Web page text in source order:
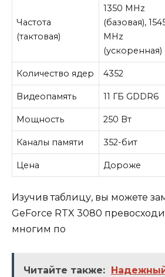
Частота
(тактовая)
1350 MHz
(базовая),
MHz
(ускоренная)
Количество ядер 4352
Видеопамять 11 ГБ GDDR6
Мощность 250 Вт
Каналы памяти 352-бит
Цена Дороже
Изучив таблицу, вы можете
GeForce RTX 3080
многим по
Читайте также: